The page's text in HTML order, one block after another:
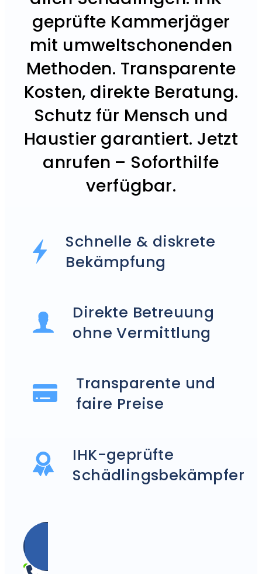
geprüfte Kammerjäger
mit umweltschonenden
Methoden. Transparente
Kosten, direkte Beratung.
Schutz für Mensch und
Haustier garantiert. Jetzt
anrufen – Soforthilfe
verfügbar.
Schnelle & diskrete
Bekämpfung
Direkte Betreuung
ohne Vermittlung
Transparente und
faire Preise
IHK-geprüfte
Schädlingsbekämpfer